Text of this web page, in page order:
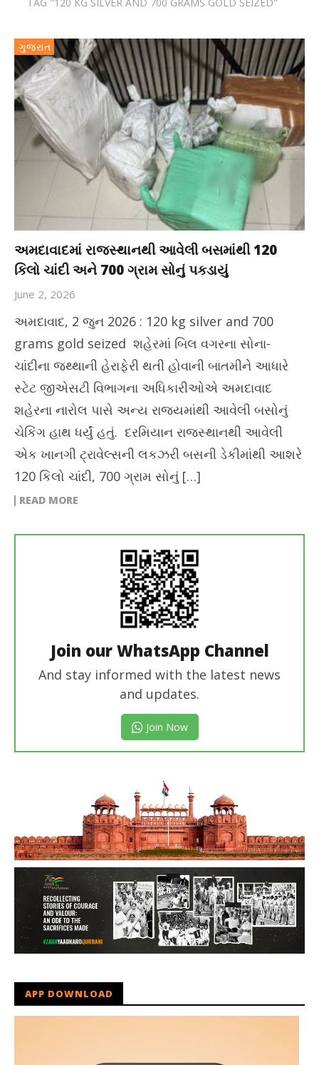
ગુજરાત
અમદાવાદમાં રાજસ્થાનથી આવેલી બસમાંથી 120
કિલો ચાંદી અને 700 ગ્રામ સોનું પકડાયું
June 2, 2026
અમદાવાદ, 2 જુન 2026 : 120 kg silver and 700
grams gold seized શહેરમાં બિલ વગરના સોના-
ચાંદીના જથ્થાની હેરાફેરી થતી હોવાની બાતમીને આધારે
સ્ટેટ જીએસટી વિભાગના અધિકારીઓએ અમદાવાદ
શહેરના નારોલ પાસે અન્ય રાજયમાંથી આવેલી બસોનું
ચેકિંગ હાથ ધર્યું હતું. દરમિયાન રાજસ્થાનથી આવેલી
એક ખાનગી ટ્રાવેલ્સની લકઝરી બસની ડેકીમાંથી આશરે
120 કિલો ચાંદી, 700 ગ્રામ સોનું […]
READ MORE
Join our WhatsApp Channel
And stay informed with the latest news
and updates.
Join Now
APP DOWNLOAD